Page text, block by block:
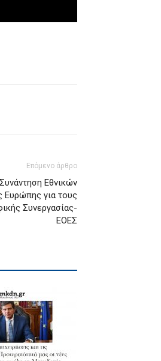
Επόμενο άρθρο
Εθνικών
Ευρώπης για τους
Συνεργασίας-
ΕΟΕΣ